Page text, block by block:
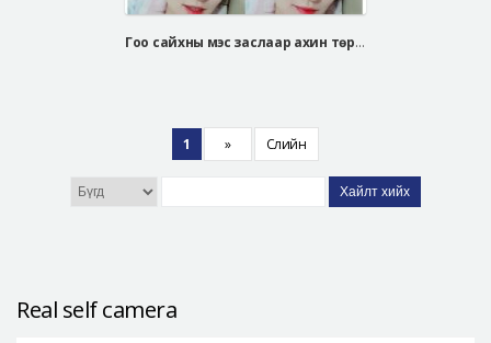
Гоо сайхны мэс заслаар ахин төрсөн ЧУЭ СЭ ЫН
1 » Сүүлийн
Хайлт хийх
Real self camera